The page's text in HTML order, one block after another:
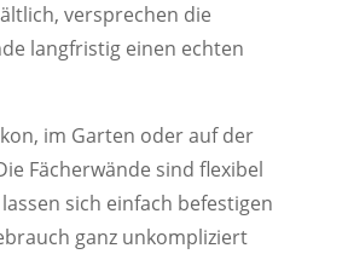
versprechen die
langfristig einen echten
im Garten oder auf der
Fächerwände sind flexibel
sich einfach befestigen
ganz unkompliziert